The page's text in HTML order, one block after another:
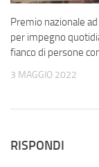
Premio nazionale ad
per impegno
fianco di persone
3 MAGGIO 2022
RISPONDI